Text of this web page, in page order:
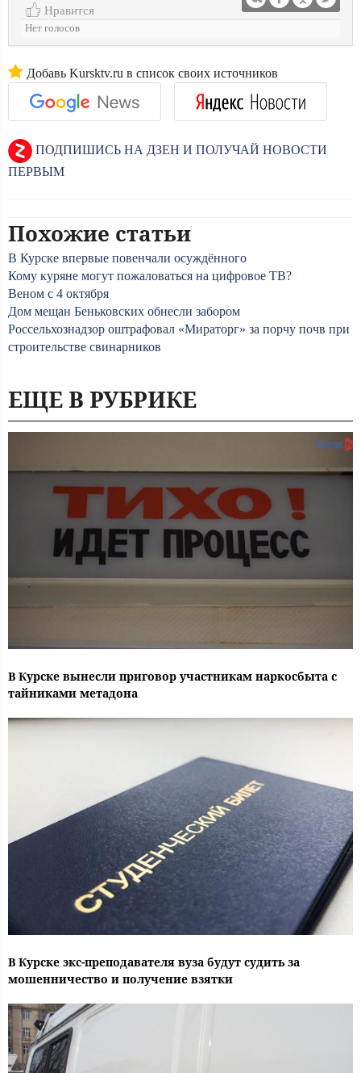
Нравится
Нет голосов
Добавь Kursktv.ru в список своих источников
ПОДПИШИСЬ НА ДЗЕН И ПОЛУЧАЙ НОВОСТИ
ПЕРВЫМ
Похожие статьи
В Курске впервые повенчали осуждённого
Кому куряне могут пожаловаться на цифровое ТВ?
Веном с 4 октября
Дом мещан Беньковских обнесли забором
Россельхознадзор оштрафовал «Мираторг» за порчу почв при
строительстве свинарников
ЕЩЕ В РУБРИКЕ
В Курске вынесли приговор участникам наркосбыта с
тайниками метадона
В Курске экс-преподавателя вуза будут судить за
мошенничество и получение взятки